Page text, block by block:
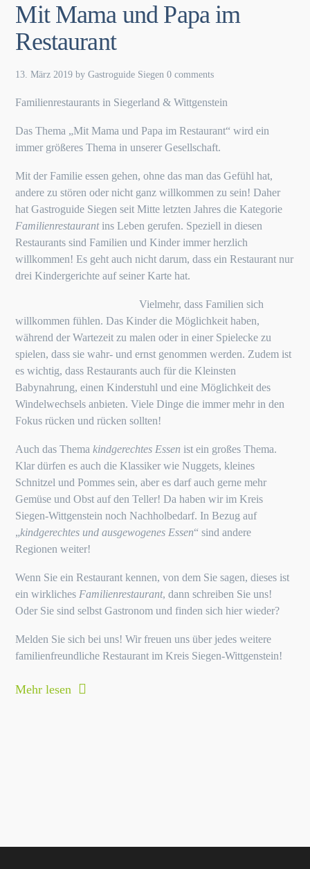
Mit Mama und Papa im
Restaurant
13. März 2019 byGastroguide Siegen 0 comments
Familienrestaurants in Siegerland & Wittgenstein
Das Thema „Mit Mama und Papa im Restaurant“ wird ein
immer größeres Thema in unserer Gesellschaft.
Mit der Familie essen gehen, ohne das man das Gefühl hat,
andere zu stören oder nicht ganz willkommen zu sein! Daher
hat Gastroguide Siegen seit Mitte letzten Jahres die Kategorie
Familienrestaurantins Leben gerufen. Speziell in diesen
Restaurants sind Familien und Kinder immer herzlich
willkommen! Es geht auch nicht darum, dass ein Restaurant nur
drei Kindergerichte auf seiner Karte hat.
Vielmehr, dass Familien sich
willkommen fühlen. Das Kinder die Möglichkeit haben,
während der Wartezeit zu malen oder in einer Spielecke zu
spielen, dass sie wahr- und ernst genommen werden. Zudem ist
es wichtig, dass Restaurants auch für die Kleinsten
Babynahrung, einen Kinderstuhl und eine Möglichkeit des
Windelwechsels anbieten. Viele Dinge die immer mehr in den
Fokus rücken und rücken sollten!
Auch das Themakindgerechtes Essen ist ein großes Thema.
Klar dürfen es auch die Klassiker wie Nuggets, kleines
Schnitzel und Pommes sein, aber es darf auch gerne mehr
Gemüse und Obst auf den Teller! Da haben wir im Kreis
Siegen-Wittgenstein noch Nachholbedarf. In Bezug auf
„kindgerechtes und ausgewogenes Essen“ sind andere
Regionen weiter!
Wenn Sie ein Restaurant kennen, von dem Sie sagen, dieses ist
ein wirkliches Familienrestaurant, dann schreiben Sie uns!
Oder Sie sind selbst Gastronom und finden sich hier wieder?
Melden Sie sich bei uns! Wir freuen uns über jedes weitere
familienfreundliche Restaurant im Kreis Siegen-Wittgenstein!
Mehr lesen